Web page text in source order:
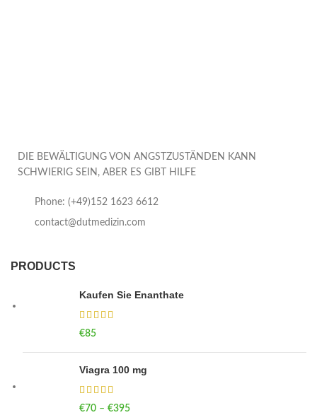
DIE BEWÄLTIGUNG VON ANGSTZUSTÄNDEN KANN
SCHWIERIG SEIN, ABER ES GIBT HILFE
Phone: (+49)152 1623 6612
contact@dutmedizin.com
PRODUCTS
Kaufen Sie Enanthate
€85
Viagra 100 mg
€70 – €395